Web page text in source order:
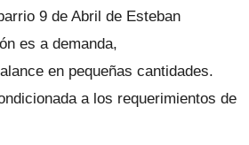
9 de Abril de Esteban
es a demanda,
en pequeñas cantidades.
a los requerimientos de